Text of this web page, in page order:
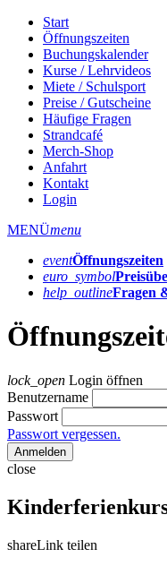
Start
Öffnungszeiten
Buchungskalender
Kurse / Lehrvideos
Miete / Schulsport
Preise / Gutscheine
Häufige Fragen
Strandcafé
Merch-Shop
Anfahrt
Kontakt
Login
MENÜmenu
eventÖffnungs­zeiten
euro_symbol
help_outlineFragen
lock_open Login öffnen
Benutzername
Passwort
Passwort vergessen.
Anmelden
close
shareLink teilen